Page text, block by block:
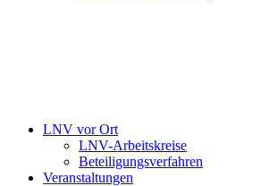
LNV vor Ort
LNV-Arbeitskreise
Beteiligungsverfahren
Veranstaltungen